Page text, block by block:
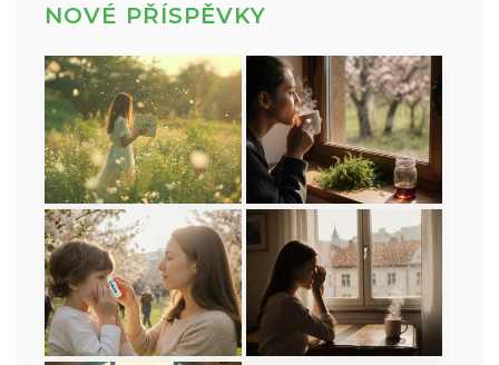
NOVÉ PŘÍSPĚVKY